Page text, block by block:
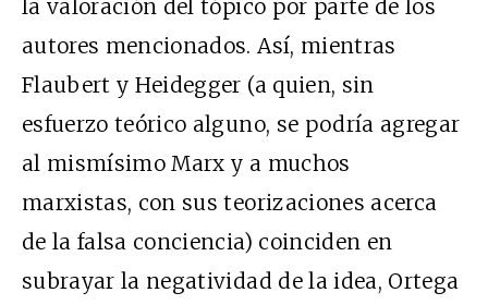
la valoración del tópico por parte de los
autores mencionados. Así, mientras
Flaubert y Heidegger (a quien, sin
esfuerzo teórico alguno, se podría agregar
al mismísimo Marx y a muchos
marxistas, con sus teorizaciones acerca
de la falsa conciencia) coinciden en
subrayar la negatividad de la idea, Ortega